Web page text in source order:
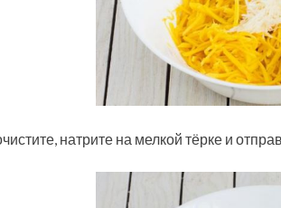
натрите на мелкой тёрке и